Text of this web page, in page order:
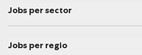
Jobs per sector
Jobs per regio